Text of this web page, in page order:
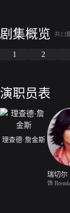
剧集概览 共13
1 2
演职员表
理查德·詹金斯